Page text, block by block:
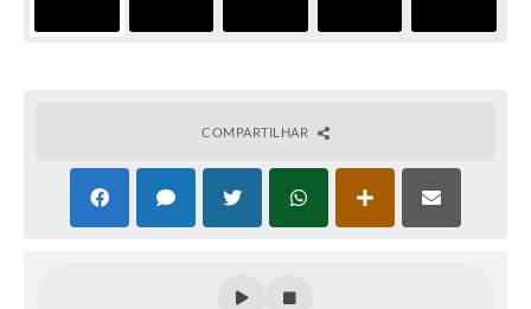
COMPARTILHAR